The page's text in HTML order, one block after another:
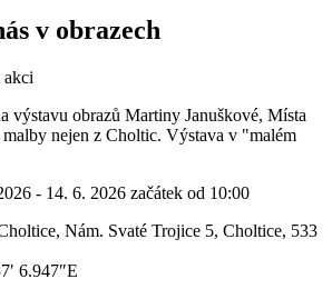
v obrazech
akci
výstavu obrazů Martiny Januškové, Místa
malby nejen z Choltic. Výstava v "malém
- 14. 6. 2026 začátek od 10:00
Nám. Svaté Trojice 5, Choltice, 533
6.947″E